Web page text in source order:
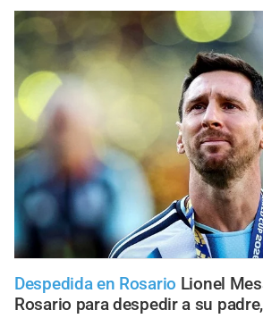
Despedida en Rosario Lionel
Rosario para despedir a su